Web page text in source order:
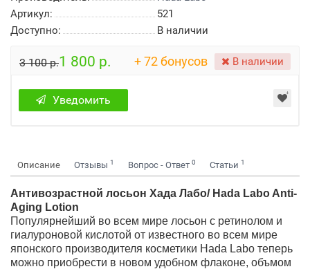
Артикул:
521
Доступно:
В наличии
3 100 р.1 800 р. + 72 бонусов В наличии
Уведомить
Описание Отзывы 1 Вопрос - Ответ 0 Статьи 1
Антивозрастной лосьон Хада Лабо/ Hada Labo Anti-
Aging Lotion
Популярнейший во всем мире лосьон с ретинолом и
гиалуроновой кислотой от известного во всем мире
японского производителя косметики Hada Labo теперь
можно приобрести в новом удобном флаконе, объмом